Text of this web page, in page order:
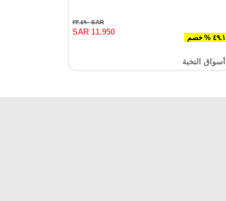
٤٩.١ % خصم
SAR ٢٣.٤٩٠
SAR 11.950
أسواق النخبة